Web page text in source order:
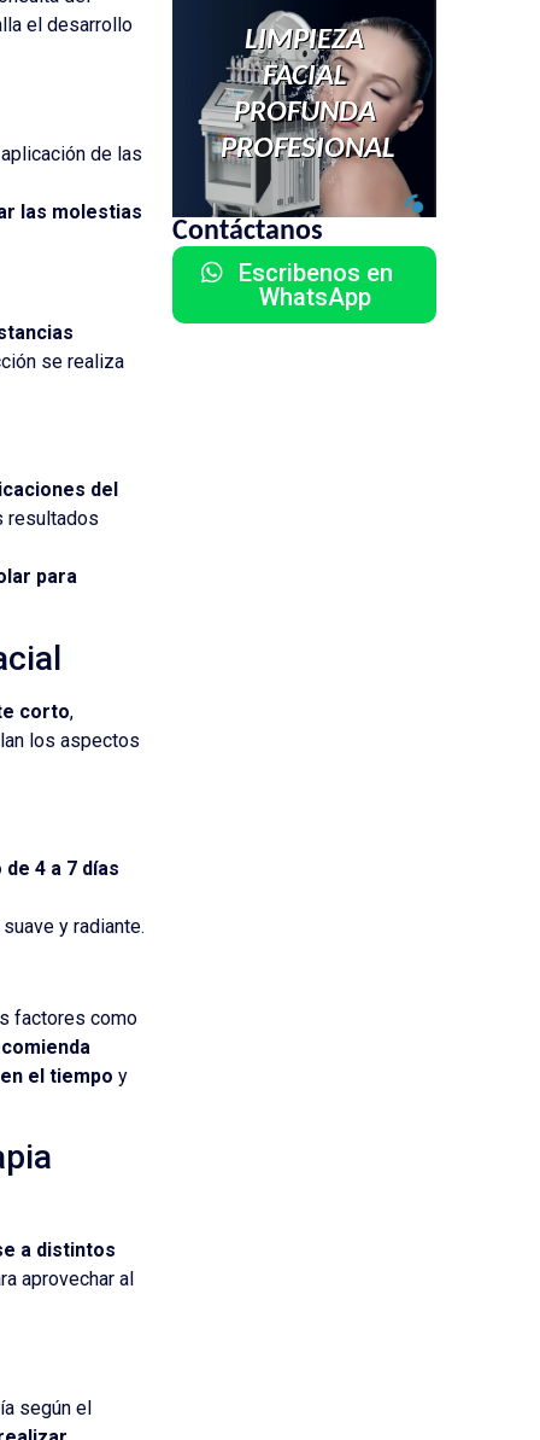
el desarrollo
de las
las molestias
se realiza
del
resultados
para
corto,
los aspectos
4 a 7 días
y radiante.
factores como
el tiempo y
a distintos
aprovechar al
según el
lo que buscaba.
Sin duda lo
recomiendo al
100%.
LIMPIEZA
FACIAL
PROFUNDA
PROFESIONAL
Contáctanos
Escribenos en
WhatsApp